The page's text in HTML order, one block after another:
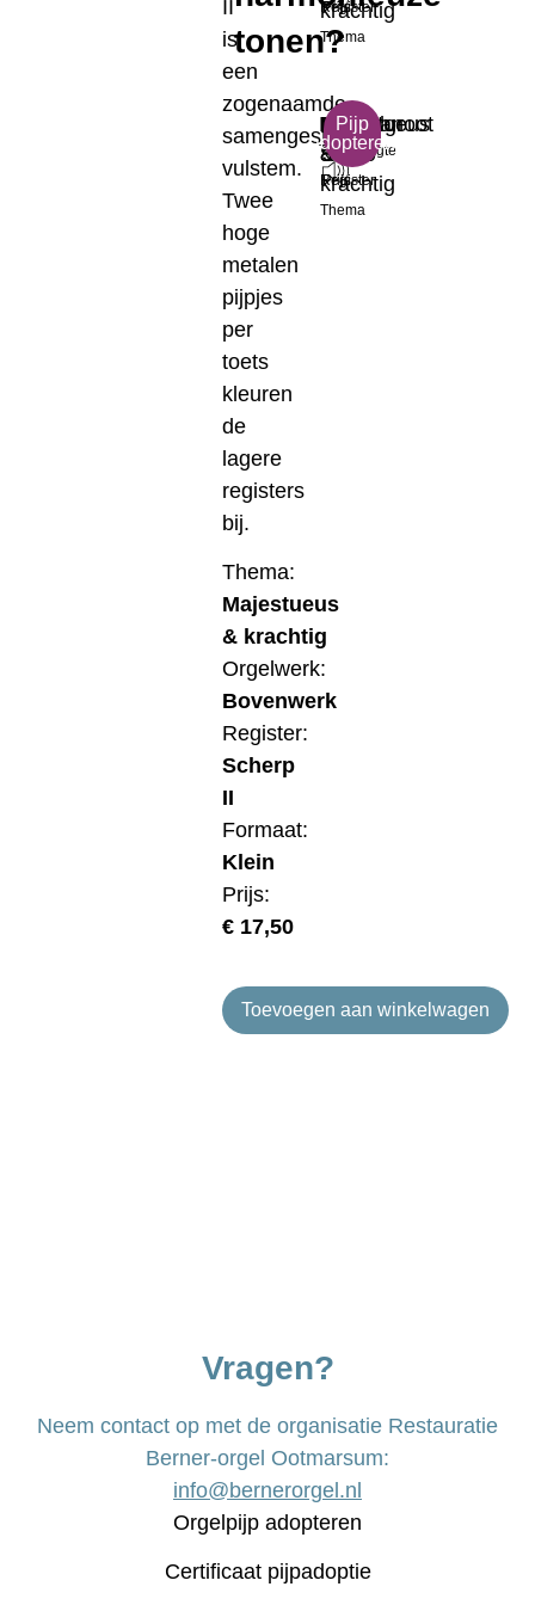
II
is
een
zogenaamde
samengestelde
vulstem.
Twee
hoge
metalen
pijpjes
per
toets
kleuren
de
lagere
registers
bij.
Thema:
Majestueus
& krachtig
Orgelwerk:
Bovenwerk
Register:
Scherp
II
Formaat:
Klein
Prijs:
€17,50
Toevoegen aan winkelwagen
tonen?
krachtig
Thema
Register
Prijs
B
Toonhoogte
Majestueus
&
krachtig
Thema
Dulciaan
8'
Register
Middelgroot
Formaat
€
35.00
Prijs
Pijp
adopteren
Vragen?
Neem contact op met de organisatie Restauratie
Berner-orgel Ootmarsum:
info@bernerorgel.nl
Orgelpijp adopteren
Certificaat pijpadoptie